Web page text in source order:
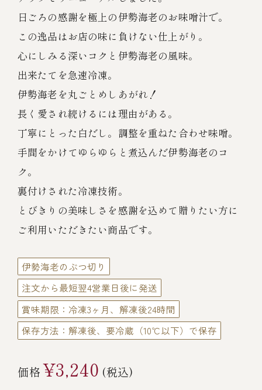
（中納言厨房）
中納言
その他
ギフト/贈り物
価格で探す
～￥2,999
￥3,000～￥4,999
￥5,000～￥9,999
￥10,000～￥14,999
￥15,000～￥19,999
￥20,000～
日ごろの感謝を極上の伊勢海老のお味噌汁で。
この逸品はお店の味に負けない仕上がり。
心にしみる深いコクと伊勢海老の風味。
出来たてを急速冷凍。
伊勢海老を丸ごとめしあがれ！
長く愛され続けるには理由がある。
丁寧にとった白だし。調整を重ねた合わせ味噌。
手間をかけてゆらゆらと煮込んだ伊勢海老のコ
ク。
裏付けされた冷凍技術。
とびきりの美味しさを感謝を込めて贈りたい方に
ご利用いただきたい商品です。
伊勢海老のぶつ切り
注文から最短翌4営業日後に発送
賞味期限：冷凍3ヶ月、解凍後24時間
保存方法：解凍後、要冷蔵（10℃以下）で保存
価格¥3,240 (税込)